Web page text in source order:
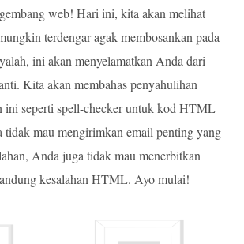
web! Hari ini, kita akan melihat
terdengar agak membosankan pada
ini akan menyelamatkan Anda dari
Kita akan membahas penyahulihan
seperti spell-checker untuk kod HTML
tidak mau mengirimkan email penting yang
Anda juga tidak mau menerbitkan
kesalahan HTML. Ayo mulai!